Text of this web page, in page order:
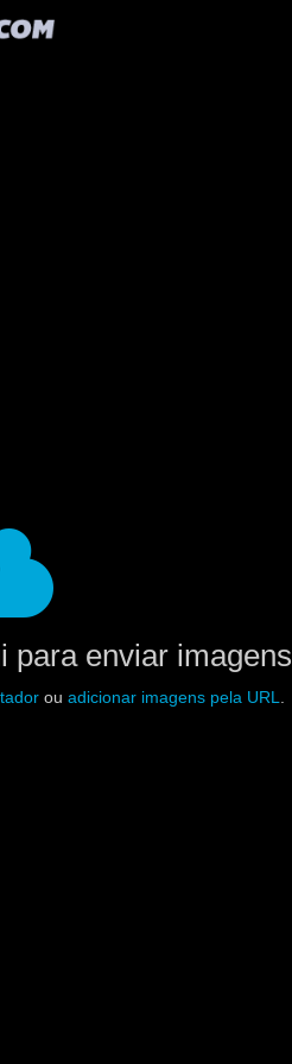
para enviar imagens
ou adicionar imagens pela URL